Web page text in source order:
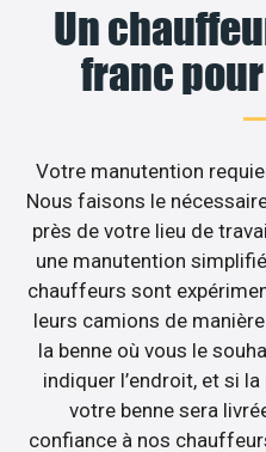
Un
franc
Votre manutention
Nous faisons le
près de votre lieu de
une manutention
chauffeurs sont
leurs camions de
la benne où vous le
indiquer l’endroit, et si
votre benne sera
confiance à nos